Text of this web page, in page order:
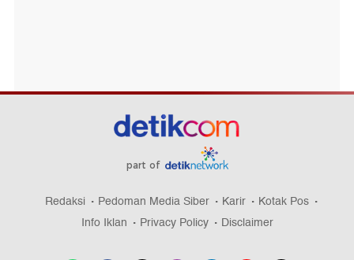
part of
Redaksi Pedoman Media Siber Karir
Kotak Pos
Info Iklan
Privacy Policy Disclaimer